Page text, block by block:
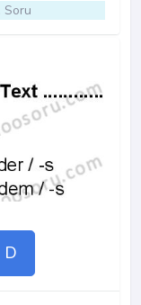
Soru
D